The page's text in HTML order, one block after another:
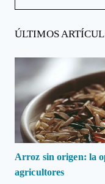
ÚLTIMOS
Arroz sin origen: la
agricultores